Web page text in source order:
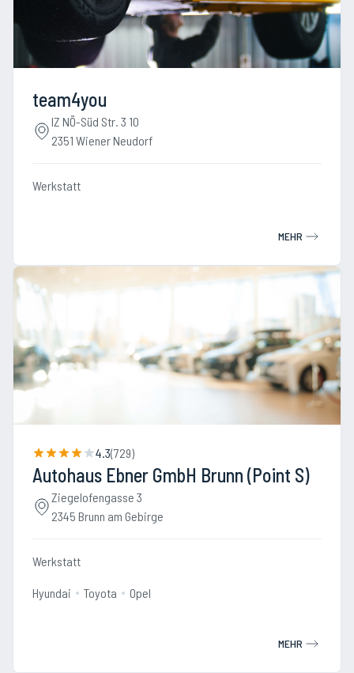
team4you
IZ NÖ-Süd Str. 3 10
2351 Wiener Neudorf
Werkstatt
MEHR
4.3(729)
Autohaus Ebner GmbH Brunn (Point S)
Ziegelofengasse 3
2345 Brunn am Gebirge
Werkstatt
Hyundai Toyota Opel
MEHR